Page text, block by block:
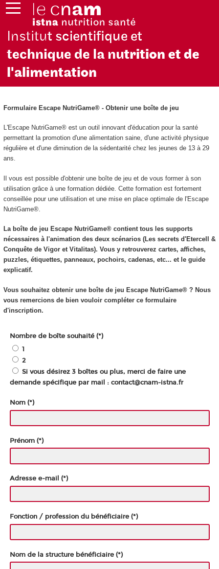
Institut scientifique et
technique de la nutrition et de
l'alimentation
Formulaire Escape NutriGame® - Obtenir une boîte de jeu
L'Escape NutriGame® est un outil innovant d'éducation pour la santé
permettant la promotion d'une alimentation saine, d'une activité physique
régulière et d'une diminution de la sédentarité chez les jeunes de 13 à 29
ans.
Il vous est possible d'obtenir une boîte de jeu et de vous former à son
utilisation grâce à une formation dédiée. Cette formation est fortement
conseillée pour une utilisation et une mise en place optimale de l'Escape
NutriGame®.
La boîte de jeu Escape NutriGame® contient tous les supports
nécessaires à l'animation des deux scénarios (Les secrets d'Etercell &
Conquête de Vigor et Vitalitas). Vous y retrouverez cartes, affiches,
puzzles, étiquettes, panneaux, pochoirs, cadenas, etc... et le guide
explicatif.
Vous souhaitez obtenir une boîte de jeu Escape NutriGame® ? Nous
vous remercions de bien vouloir compléter ce formulaire
d'inscription.
Nombre de boîte souhaité (*)
1
2
Si vous désirez 3 boîtes ou plus, merci de faire une
demande spécifique par mail : contact@cnam-istna.fr
Nom (*)
Prénom (*)
Adresse e-mail (*)
Fonction / profession du bénéficiaire (*)
Nom de la structure bénéficiaire (*)